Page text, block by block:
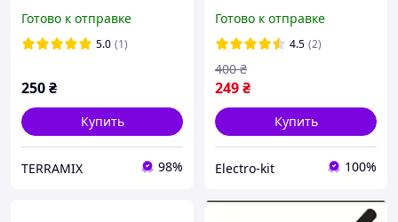
Готово к отправке
5.0 (1)
250₴
Купить
TERRAMIX 98%
Готово к отправке
4.5 (2)
249₴
400 ₴
Купить
Electro-kit 100%